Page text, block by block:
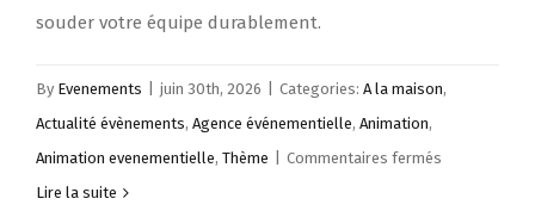
souder votre équipe durablement.
By Evenements juin 30th, 2026 Categories: A la maison,
Actualité évènements, Agence événementielle, Animation,
Animation evenementielle, Thème Commentaires fermés
Lire la suite